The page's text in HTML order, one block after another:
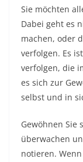
Sie möchten
Dabei geht es
machen, oder
verfolgen. Es
verfolgen, die
es sich zur
selbst und in
Gewöhnen Sie
überwachen
notieren.